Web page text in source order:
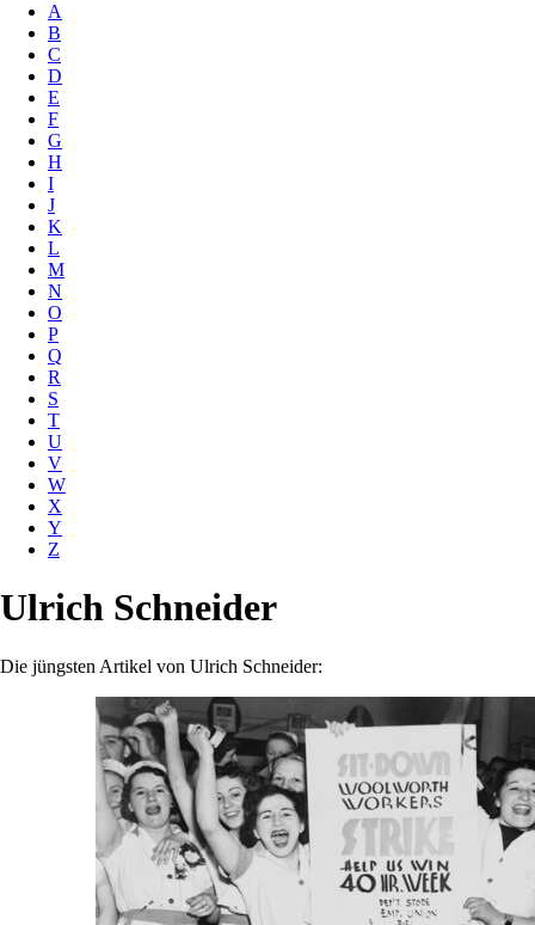
A
B
C
D
E
F
G
H
I
J
K
L
M
N
O
P
Q
R
S
T
U
V
W
X
Y
Z
Ulrich Schneider
Die jüngsten Artikel von Ulrich Schneider: